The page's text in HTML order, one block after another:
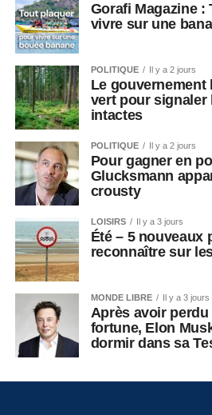
Gorafi Magazine :
vivre sur une
POLITIQUE Il y a 2 jours
Le gouvernement
vert pour signaler
intactes
POLITIQUE Il y a 2 jours
Pour gagner en
Glucksmann
crousty
LOISIRS Il y a 3 jours
Été – 5 nouveaux
reconnaître sur
MONDE LIBRE Il y a 3 jours
Après avoir
fortune, Elon
dormir dans sa